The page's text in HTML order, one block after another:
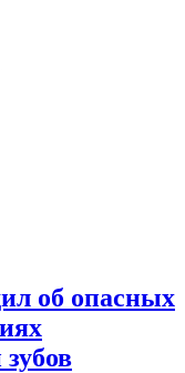
об опасных